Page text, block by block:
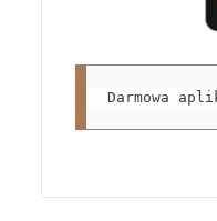
Darmowa